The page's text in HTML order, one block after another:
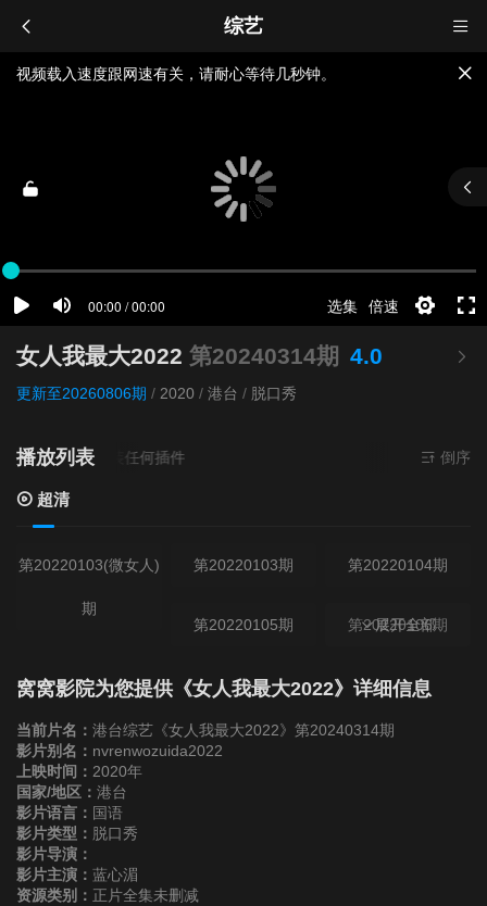
综艺
视频载入速度跟网速有关，请耐心等待几秒钟。
如果无法播放请重新刷新页面，或者切换线路。
女人我最大2022 第20240314期 4.0
更新至20260806期 / 2020 / 港台 / 脱口秀
播放列表
超清- 无需安装任何插件 倒序
超清
第20220103(微女人)
期
第20220103期 第20220104期
第20220105期 第20220106期
第20220107期 第20220110(微女人)
期
第20220110期
第20220112期
第20220117期
展开全部
窝窝影院为您提供《女人我最大2022》详细信息
当前片名： 港台综艺《女人我最大2022》第20240314期
影片别名： nvrenwozuida2022
上映时间： 2020年
国家/地区： 港台
影片语言： 国语
影片类型： 脱口秀
影片导演：
影片主演： 蓝心湄
资源类别： 正片全集未删减